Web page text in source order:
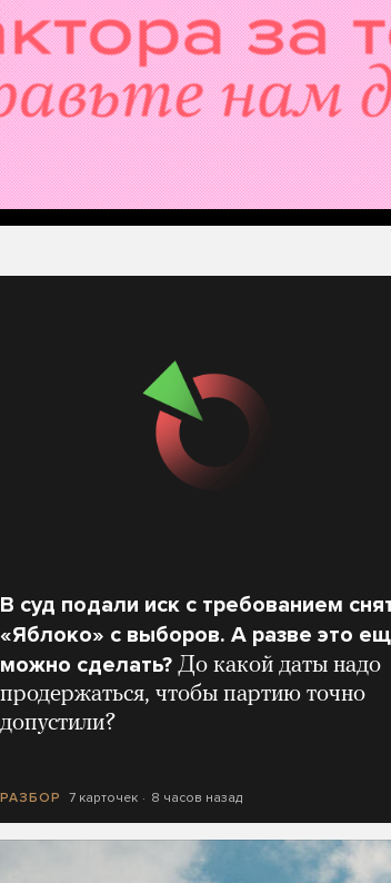
В суд подали иск с требованием
«Яблоко» с выборов. А разве это
можно сделать? До какой даты надо
продержаться, чтобы партию точно
допустили?
РАЗБОР 7 карточек 8 часов назад